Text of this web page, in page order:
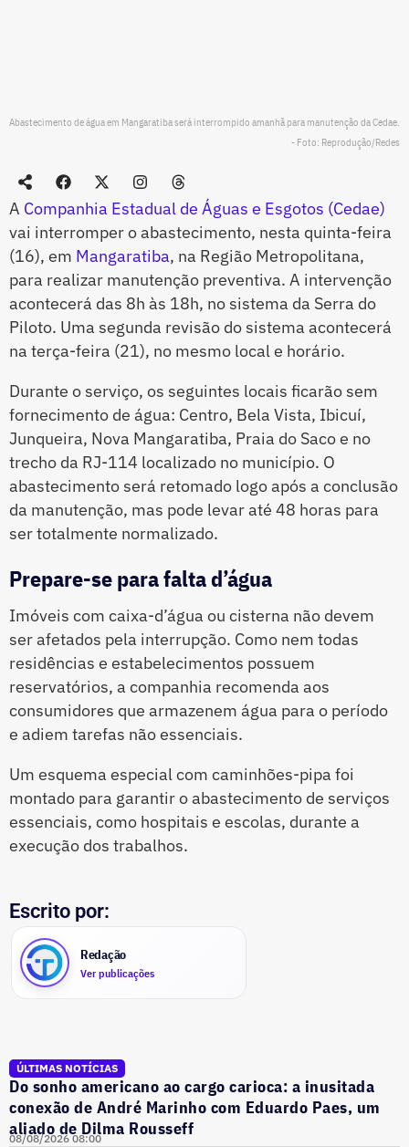
Abastecimento de água em Mangaratiba será interrompido amanhã para manutenção da Cedae.
- Foto: Reprodução/Redes
A Companhia Estadual de Águas e Esgotos (Cedae)
vai interromper o abastecimento, nesta quinta-feira
(16), em Mangaratiba, na Região Metropolitana,
para realizar manutenção preventiva. A intervenção
acontecerá das 8h às 18h, no sistema da Serra do
Piloto. Uma segunda revisão do sistema acontecerá
na terça-feira (21), no mesmo local e horário.
Durante o serviço, os seguintes locais ficarão sem
fornecimento de água: Centro, Bela Vista, Ibicuí,
Junqueira, Nova Mangaratiba, Praia do Saco e no
trecho da RJ-114 localizado no município. O
abastecimento será retomado logo após a conclusão
da manutenção, mas pode levar até 48 horas para
ser totalmente normalizado.
Prepare-se para falta d’água
Imóveis com caixa-d’água ou cisterna não devem
ser afetados pela interrupção. Como nem todas
residências e estabelecimentos possuem
reservatórios, a companhia recomenda aos
consumidores que armazenem água para o período
e adiem tarefas não essenciais.
Um esquema especial com caminhões-pipa foi
montado para garantir o abastecimento de serviços
essenciais, como hospitais e escolas, durante a
execução dos trabalhos.
Escrito por:
Redação
Ver publicações
ÚLTIMAS NOTÍCIAS
Do sonho americano ao cargo carioca: a inusitada
conexão de André Marinho com Eduardo Paes, um
aliado de Dilma Rousseff
08/08/2026 08:00